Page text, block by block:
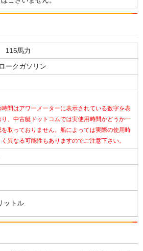
115馬力
ークガソリン
間はアワーメーターに表示されている数字を表
り、中古艇ドットコムでは実使用時間かどうか一
を取っておりません。船によっては実際の使用時
異なる可能性もありますのでご注意下さい。
ットル